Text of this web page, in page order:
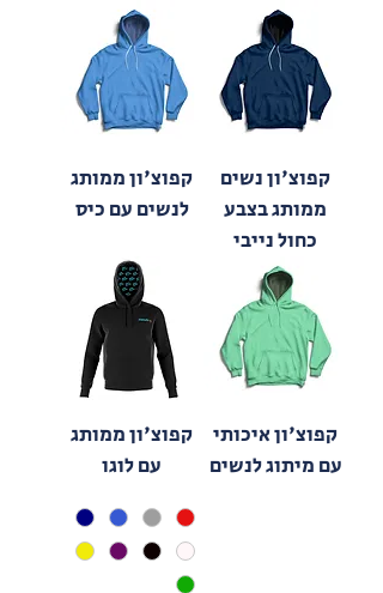
קפוצ'ון נשים
ממותג בצבע
כחול נייבי
קפוצ'ון ממותג
לנשים עם כיס
קפוצ'ון איכותי
עם מיתוג לנשים
קפוצ'ון ממותג
עם לוגו